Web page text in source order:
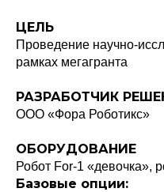
ЦЕЛЬ
Проведение научно-
рамках мегагранта
РАЗРАБОТЧИК
ООО «Фора Роботикс»
ОБОРУДОВАНИЕ
Робот For-1 «девочка»,
Базовые опции: